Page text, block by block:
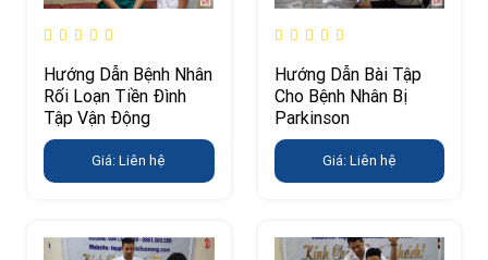
Hướng Dẫn Bệnh Nhân
Rối Loạn Tiền Đình
Tập Vận Động
Giá: Liên hệ
Hướng Dẫn Bài Tập
Cho Bệnh Nhân Bị
Parkinson
Giá: Liên hệ